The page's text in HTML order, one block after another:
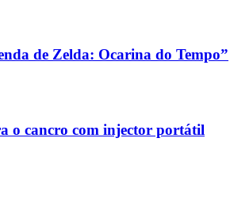
de Zelda: Ocarina do Tempo”
o cancro com injector portátil